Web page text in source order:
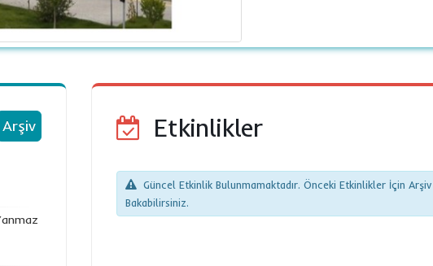
Arşiv Etkinlikler
Güncel Etkinlik Bulunmamaktadır. Önceki Etkinlikler İçin Arşiv
Bakabilirsiniz.